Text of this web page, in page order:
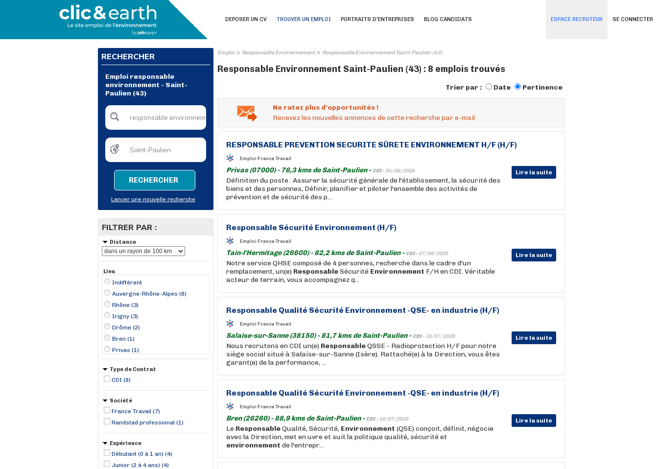
SE CONNECTER
DEPOSER UN CV TROUVER UN EMPLOI PORTRAITS D'ENTREPRISES BLOG CANDIDATS ESPACE RECRUTEUR
RECHERCHER
Emploi responsable
environnement - Saint-
Paulien (43)
RECHERCHER
Lancer une nouvelle recherche
FILTRER PAR :
Distance
Lieu
Indifférent
Auvergne-Rhône-Alpes (8)
Rhône (3)
Irigny (3)
Drôme (2)
Bren (1)
Privas (1)
Saint-Hippolyte (1)
Salaise-sur-Sanne (1)
Tain-l'Hermitage (1)
Type de Contrat
CDI (8)
Société
France Travail (7)
Randstad professional (1)
Expérience
Débutant (0 à 1 an) (4)
Junior (2 à 4 ans) (4)
Emploi> Responsable Environnement> Responsable Environnement Saint-Paulien (43)
Responsable Environnement Saint-Paulien (43) : 8 emplois trouvés
Trier par : Date Pertinence
Ne ratez plus d'opportunités !
Recevez les nouvelles annonces de cette recherche par e-mail
RESPONSABLE PREVENTION SECURITE SÛRETE ENVIRONNEMENT H/F (H/F)
Emploi France Travail
Privas (07000) - 76,3 kms de Saint-Paulien - CDI - 04/08/2026 Lire la suite
Définition du poste : Assurer la sécurité générale de l'établissement, la sécurité des
biens et des personnes, Définir, planifier et piloter l'ensemble des activités de
prévention et de sécurité des p...
Responsable Sécurité Environnement (H/F)
Emploi France Travail
Tain-l'Hermitage (26600) - 82,2 kms de Saint-Paulien - CDI - 07/08/2026 Lire la suite
Notre service QHSE composé de 4 personnes, recherche dans le cadre d'un
remplacement, un(e) ResponsableSécurité Environnement F/H en CDI. Véritable
acteur de terrain, vous accompagnez q...
Responsable Qualité Sécurité Environnement -QSE- en industrie (H/F)
Emploi France Travail
Salaise-sur-Sanne (38150) - 81,7 kms de Saint-Paulien - CDI - 16/07/2026 Lire la suite
Nous recrutons en CDI un(e) ResponsableQSSE - Radioprotection H/F pour notre
siège social situé à Salaise-sur-Sanne (Isère). Rattaché(e) à la Direction, vous êtes
garant(e) de la performance, ...
Responsable Qualité Sécurité Environnement -QSE- en industrie (H/F)
Emploi France Travail
Bren (26260) - 88,9 kms de Saint-Paulien - CDI - 18/07/2026 Lire la suite
Le ResponsableQualité, Sécurité, Environnement (QSE) conçoit, définit, négocie
avec la Direction, met en uvre et suit la politique qualité, sécurité et
environnement de l'entrepr...